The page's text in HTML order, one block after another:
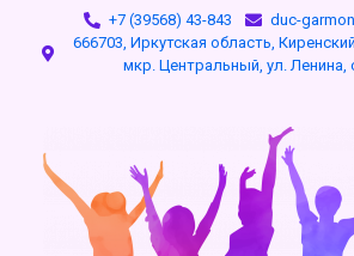
+7 (39568) 43-843
duc-
666703, Иркутская область,
мкр. Центральный, ул. Ленина,